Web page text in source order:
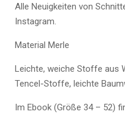
Alle Neuigkeiten von
Instagram.
Material Merle
Leichte, weiche Stoffe aus
Tencel-Stoffe, leichte
Im Ebook (Größe 34 – 52)